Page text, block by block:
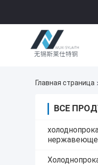
Главная страница
ВСЕ